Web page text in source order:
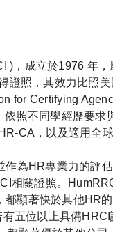
)，成立於1976 年，
證照，其效力比照
for Certifying
照不同學經歷要求
CA，以及適用全
為HR專業力的評
相關證照。
顯著快於其他HR
五位以上具備